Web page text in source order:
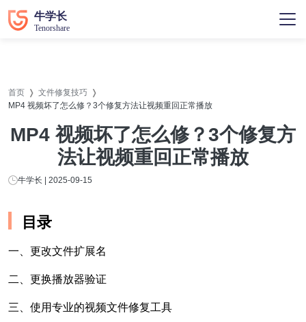
首页
文件修复技巧
MP4 视频坏了怎么修？3个修复方法让视频重回正常播放
MP4 视频坏了怎么修？3个修复方
法让视频重回正常播放
牛学长 | 2025-09-15
目录
一、更改文件扩展名
二、更换播放器验证
三、使用专业的视频文件修复工具